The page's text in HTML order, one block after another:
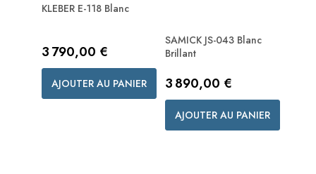
KLEBER E-118 Blanc
Prix
3 790,00 €
AJOUTER AU PANIER
SAMICK JS-043 Blanc
Brillant
Prix
3 890,00 €
AJOUTER AU PANIER